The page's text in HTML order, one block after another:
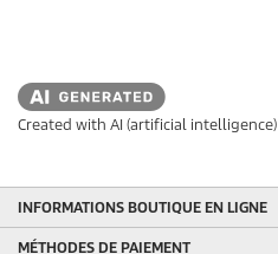
Created with AI (artificial intelligence)
INFORMATIONS BOUTIQUE EN LIGNE
MÉTHODES DE PAIEMENT